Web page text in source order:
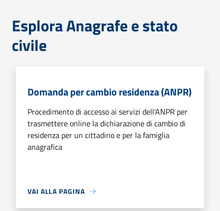
Esplora Anagrafe e stato
civile
Domanda per cambio residenza (ANPR)
Procedimento di accesso ai servizi dell'ANPR per
trasmettere online la dichiarazione di cambio di
residenza per un cittadino e per la famiglia
anagrafica
VAI ALLA PAGINA